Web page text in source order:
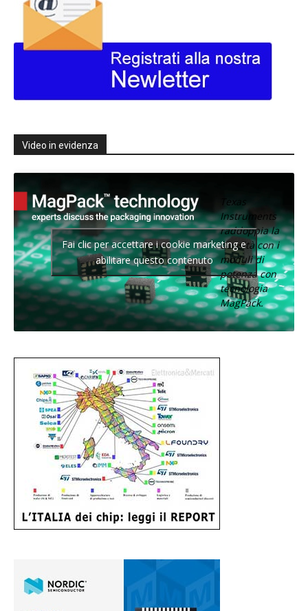
Video in evidenza
Texas
Instruments
raddoppia la
densità con i
moduli di
potenza con
tecnologia
MagPack.
Fai clic per accettare i cookie marketing e
abilitare questo contenuto